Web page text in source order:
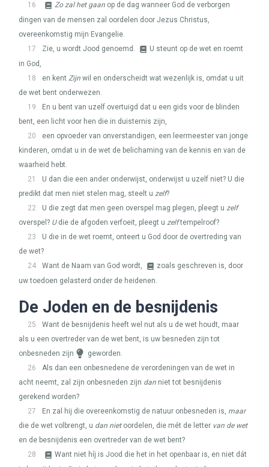
16
Zo zal het gaan op de dag wanneer God de verborgen
dingen van de mensen zal oordelen door Jezus Christus,
overeenkomstig mijn Evangelie.
17
Zie, u wordt Jood genoemd.
U steunt op de wet en roemt
in God,
18
en kent Zijn wil en onderscheidt wat wezenlijk is, omdat u uit
de wet bent onderwezen.
19
En u bent van uzelf overtuigd dat u een gids voor de blinden
bent, een licht voor hen die in duisternis zijn,
20
een opvoeder van onverstandigen, een leermeester van jonge
kinderen, omdat u in de wet de belichaming van de kennis en van de
waarheid hebt.
21
U dan die een ander onderwijst, onderwijst u uzelf niet? U die
predikt dat men niet stelen mag, steelt u zelf?
22
U die zegt dat men geen overspel mag plegen, pleegt u zelf
overspel? Udie de afgoden verfoeit, pleegt u zelftempelroof?
23
U die in de wet roemt, onteert u God door de overtreding van
de wet?
24
Want de Naam van God wordt,
zoals geschreven is, door
uw toedoen gelasterd onder de heidenen.
De Joden en de besnijdenis
25
Want de besnijdenis heeft wel nut als u de wet houdt, maar
als u een overtreder van de wet bent, is uw besneden zijn tot
onbesneden zijn
geworden.
26
Als dan een onbesnedene de verordeningen van de wet in
acht neemt, zal zijn onbesneden zijn dan niet tot besnijdenis
gerekend worden?
27
En zal hij die overeenkomstig de natuur onbesneden is, maar
die de wet volbrengt, u dan nietoordelen, die mét de letter van de wet
en de besnijdenis een overtreder van de wet bent?
28
Want niet híj is Jood die het in het openbaar is, en niet dát